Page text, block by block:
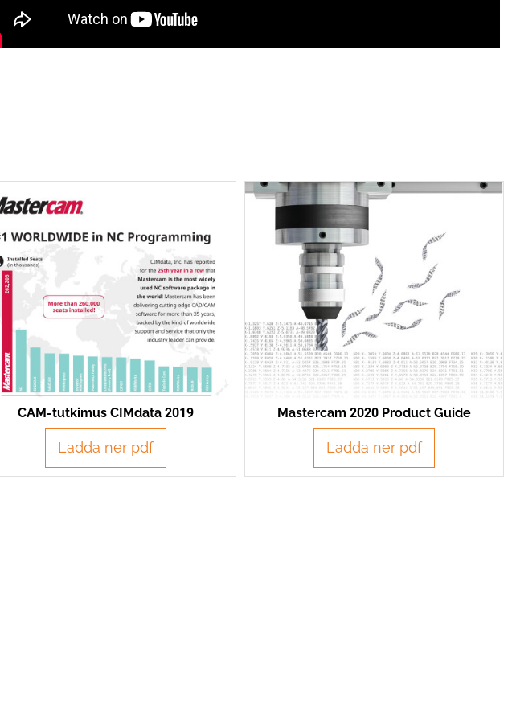
CAM-tutkimus CIMdata 2019
Ladda ner pdf
Mastercam 2020 Product Guide
Ladda ner pdf